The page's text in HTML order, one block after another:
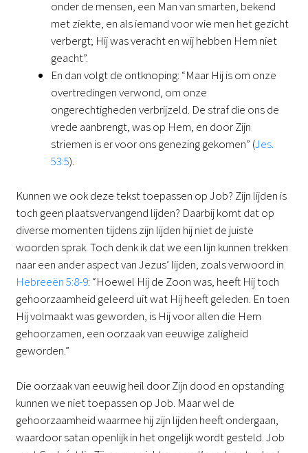
onder de mensen, een Man van smarten, bekend
met ziekte, en als iemand voor wie men het gezicht
verbergt; Hij was veracht en wij hebben Hem niet
geacht”.
En dan volgt de ontknoping: “Maar Hij is om onze
overtredingen verwond, om onze
ongerechtigheden verbrijzeld. De straf die ons de
vrede aanbrengt, was op Hem, en door Zijn
striemen is er voor ons genezing gekomen” (Jes.
53:5).
Kunnen we ook deze tekst toepassen op Job? Zijn lijden is
toch geen plaatsvervangend lijden? Daarbij komt dat op
diverse momenten tijdens zijn lijden hij niet de juiste
woorden sprak. Toch denk ik dat we een lijn kunnen trekken
naar een ander aspect van Jezus’ lijden, zoals verwoord in
Hebreeën 5:8-9: “Hoewel Hij de Zoon was, heeft Hij toch
gehoorzaamheid geleerd uit wat Hij heeft geleden. En toen
Hij volmaakt was geworden, is Hij voor allen die Hem
gehoorzamen, een oorzaak van eeuwige zaligheid
geworden.”
Die oorzaak van eeuwig heil door Zijn dood en opstanding
kunnen we niet toepassen op Job. Maar wel de
gehoorzaamheid waarmee hij zijn lijden heeft ondergaan,
waardoor satan openlijk in het ongelijk wordt gesteld. Job